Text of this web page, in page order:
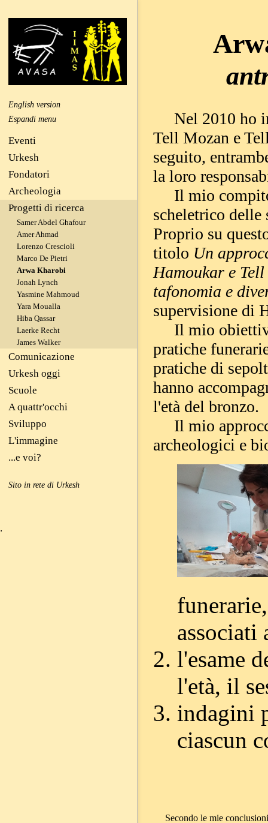
English version
Eventi
Urkesh
Fondatori
Archeologia
Progetti di ricerca
Samer Abdel Ghafour
Amer Ahmad
Lorenzo Crescioli
Marco De Pietri
Arwa Kharobi
Jonah Lynch
Yasmine Mahmoud
Yara Moualla
Hiba Qassar
Laerke Recht
James Walker
Comunicazione
Urkesh oggi
Scuole
A quattr'occhi
Sviluppo
L'immagine
...e voi?
Sito in rete di Urkesh
.
Nel 2010 ho
Tell Mozan e
seguito,
la loro
Il mio compito
scheletrico delle
Proprio su
titolo Un
Hamoukar e
tafonomia e
supervisione di
Il mio
pratiche
pratiche di
hanno
l'età del bronzo.
Il mio
archeologici e
associati
l'esame
l'età, il
indagini
ciascun
Secondo le mie